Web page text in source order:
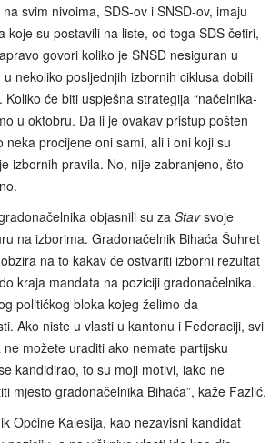
svim nivoima, SDS-ov i SNSD-ov, imaju
koje su postavili na liste, od toga SDS četiri,
govori koliko je SNSD nesiguran u
nekoliko posljednjih izbornih ciklusa dobili
će biti uspješna strategija “načelnika-
u oktobru. Da li je ovakav pristup pošten
neka procijene oni sami, ali i oni koji su
izbornih pravila. No, nije zabranjeno, što
objasnili su za Stavsvoje
na izborima. Gradonačelnik Bihaća Šuhret
na to kakav će ostvariti izborni rezultat
kraja mandata na poziciji gradonačelnika.
političkog bloka kojeg želimo da
Ako niste u vlasti u kantonu i Federaciji, svi
možete uraditi ako nemate partijsku
kandidirao, to su moji motivi, iako ne
mjesto gradonačelnika Bihaća”, kaže Fazlić.
Općine Kalesija, kao nezavisni kandidat